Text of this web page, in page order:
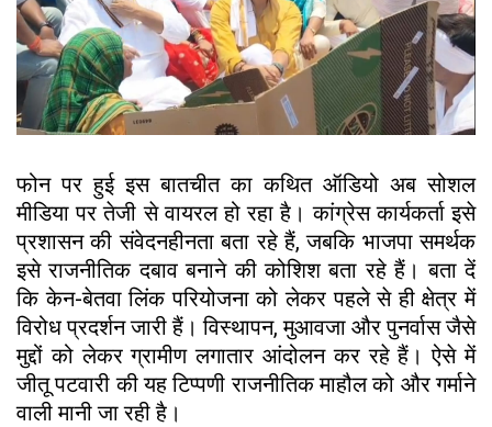
फोन पर हुई इस बातचीत का कथित ऑडियो अब सोशल
मीडिया पर तेजी से वायरल हो रहा है। कांग्रेस कार्यकर्ता इसे
प्रशासन की संवेदनहीनता बता रहे हैं, जबकि भाजपा समर्थक
इसे राजनीतिक दबाव बनाने की कोशिश बता रहे हैं। बता दें
कि केन-बेतवा लिंक परियोजना को लेकर पहले से ही क्षेत्र में
विरोध प्रदर्शन जारी हैं। विस्थापन, मुआवजा और पुनर्वास जैसे
मुद्दों को लेकर ग्रामीण लगातार आंदोलन कर रहे हैं। ऐसे में
जीतू पटवारी की यह टिप्पणी राजनीतिक माहौल को और गर्माने
वाली मानी जा रही है।